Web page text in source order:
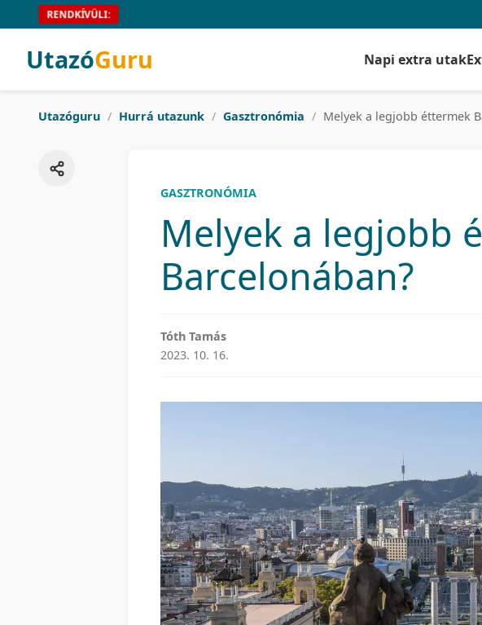
RENDKÍVÜLI:
UtazóGuru Napi extra utak
Utazóguru / Hurrá utazunk / Gasztronómia / Melyek a legjobb éttermek
GASZTRONÓMIA
Melyek a legjobb
Barcelonában?
Tóth Tamás
2023. 10. 16.